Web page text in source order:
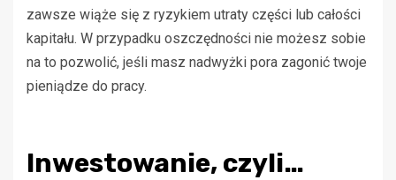
zawsze wiąże się z ryzykiem utraty części lub całości
kapitału. W przypadku oszczędności nie możesz sobie
na to pozwolić, jeśli masz nadwyżki pora zagonić twoje
pieniądze do pracy.
Inwestowanie, czyli…